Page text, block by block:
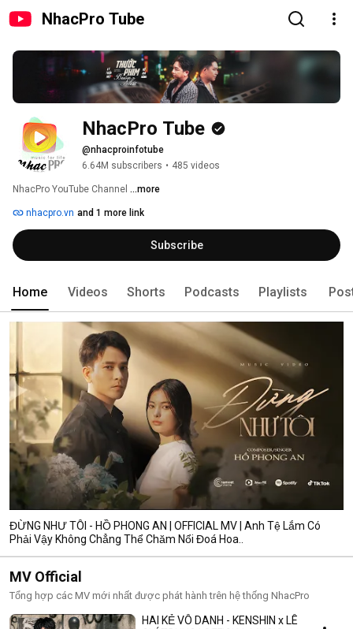
NhacPro Tube
NhacPro Tube
@nhacproinfotube
6.64M subscribers • 485 videos
NhacPro YouTube Channel ...more
nhacpro.vn and 1 more link
Subscribe
Home Videos Shorts Podcasts Playlists
ĐỪNG NHƯ TÔI - HỒ PHONG AN | OFFICIAL MV | Anh Tệ Lắm Có
Phải Vậy Không Chẳng Thể Chăm Nổi Đoá Hoa..
MV Official
Tổng hợp các MV mới nhất được phát hành trên hệ thống NhacPro
HAI KẺ VÔ DANH - KENSHIN x LÊ